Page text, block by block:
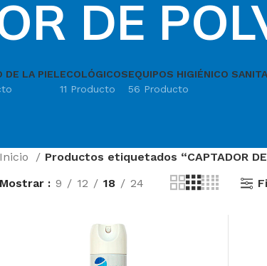
DE
DE LA PIELECOLÓGICOS
11 Producto
EQUIPOS HIGIÉNICO
56 Producto
Inicio
Productos etiquetados “CAPTADOR DE
Mostrar
9 12 18 24